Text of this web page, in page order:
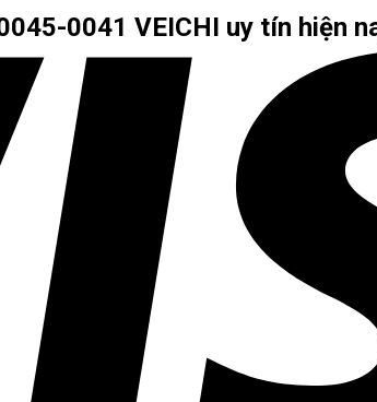
0041 VEICHI uy tín hiện